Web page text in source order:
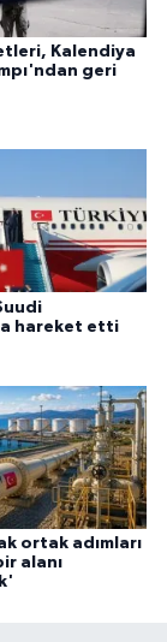
Kalendiya
geri
hareket etti
ortak adımları
alanı